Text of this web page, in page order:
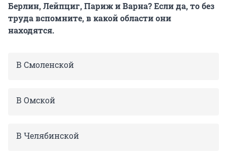
Берлин, Лейпциг, Париж и Варна? Если да, то без
труда вспомните, в какой области они
находятся.
В Смоленской
В Омской
В Челябинской